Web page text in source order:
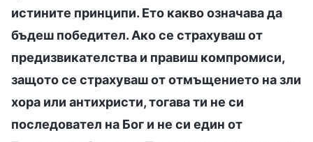
истините принципи. Ето какво означава да
бъдеш победител. Ако се страхуваш от
предизвикателства и правиш компромиси,
защото се страхуваш от отмъщението на зли
хора или антихристи, тогава ти не си
последовател на Бог и не си един от